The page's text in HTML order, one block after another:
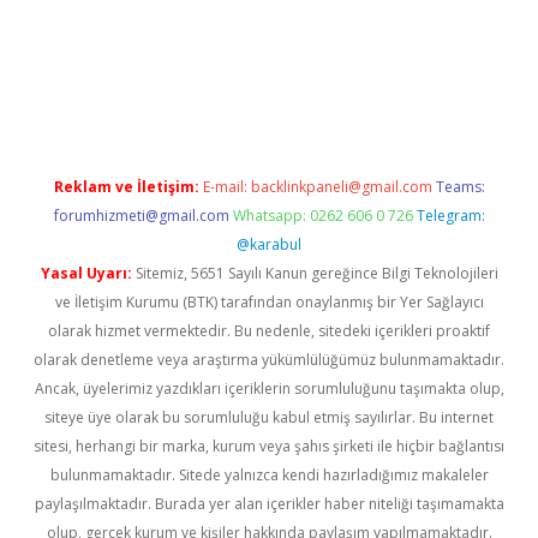
Reklam ve İletişim: E-mail: backlinkpaneli@gmail.com Teams:
forumhizmeti@gmail.com Whatsapp: 0262 606 0 726 Telegram:
@karabul
Yasal Uyarı: Sitemiz, 5651 Sayılı Kanun gereğince Bilgi Teknolojileri
ve İletişim Kurumu (BTK) tarafından onaylanmış bir Yer Sağlayıcı
olarak hizmet vermektedir. Bu nedenle, sitedeki içerikleri proaktif
olarak denetleme veya araştırma yükümlülüğümüz bulunmamaktadır.
Ancak, üyelerimiz yazdıkları içeriklerin sorumluluğunu taşımakta olup,
siteye üye olarak bu sorumluluğu kabul etmiş sayılırlar. Bu internet
sitesi, herhangi bir marka, kurum veya şahıs şirketi ile hiçbir bağlantısı
bulunmamaktadır. Sitede yalnızca kendi hazırladığımız makaleler
paylaşılmaktadır. Burada yer alan içerikler haber niteliği taşımamakta
olup, gerçek kurum ve kişiler hakkında paylaşım yapılmamaktadır.